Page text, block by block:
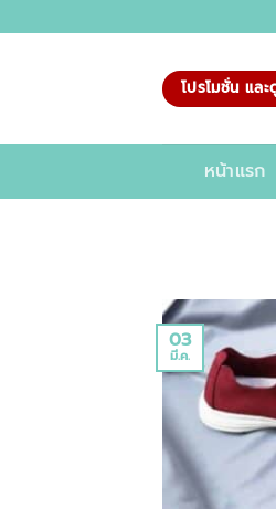
ไป
โปรโมชั่น แล
หน้าแรก
03
มี.ค.